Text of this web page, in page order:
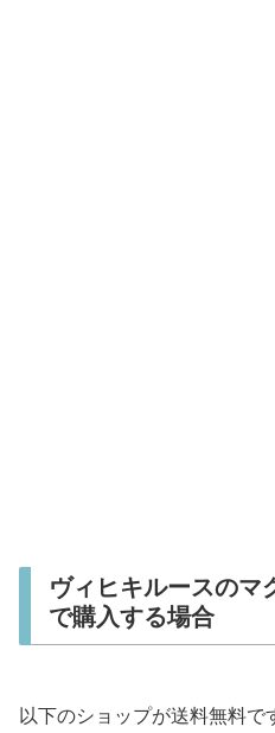
ヴィヒキルースのマ
で購入する場合
以下のショップが送料無料で